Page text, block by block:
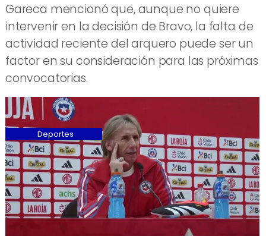
​Gareca mencionó que, aunque no quiere
intervenir en la decisión de Bravo, la falta de
actividad reciente del arquero puede ser un
factor en su consideración para las próximas
convocatorias.
Deportes